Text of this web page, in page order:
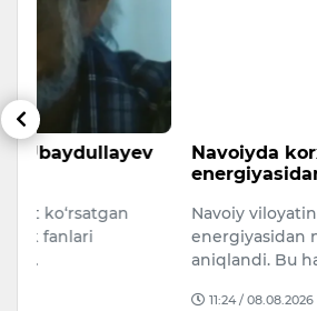
Navoiyda korxona 1 milliard
energiyasidan noqonuniy
Navoiy viloyatining Nurota
energiyasidan noqonuniy
aniqlandi. Bu haqda Elektr